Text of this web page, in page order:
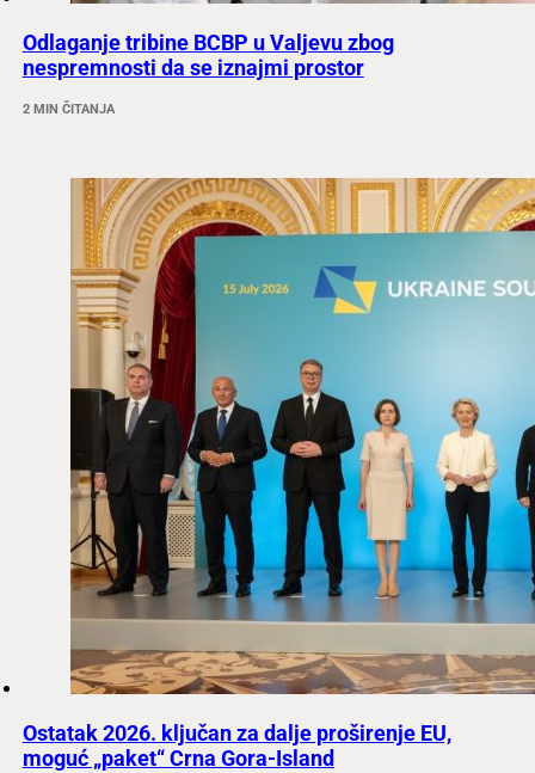
Odlaganje tribine BCBP u Valjevu zbog
nespremnosti da se iznajmi prostor
2 MIN ČITANJA
Ostatak 2026. ključan za dalje proširenje EU,
moguć „paket“ Crna Gora-Island